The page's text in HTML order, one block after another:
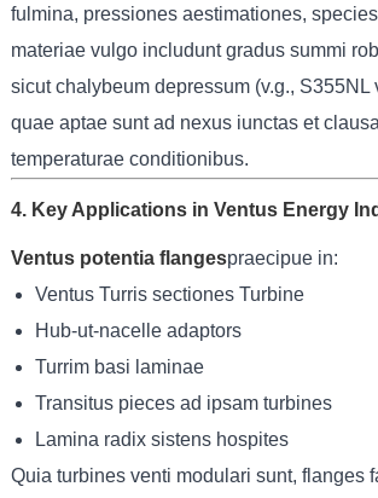
fulmina, pressiones aestimationes,
materiae vulgo includunt gradus summi
sicut chalybeum depressum (v.g.,
quae aptae sunt ad nexus iunctas et
temperaturae conditionibus.
4. Key Applications in Ventus Energy
Ventus potentia flangespraecipue in:
Ventus Turris sectiones Turbine
Hub-ut-nacelle adaptors
Turrim basi laminae
Transitus pieces ad ipsam turbines
Lamina radix sistens hospites
Quia turbines venti modulari sunt, flanges